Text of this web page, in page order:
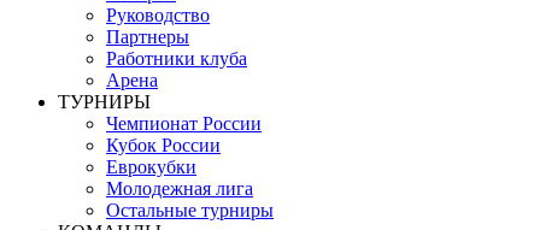
Руководство
Партнеры
Работники клуба
Арена
ТУРНИРЫ
Чемпионат России
Кубок России
Еврокубки
Молодежная лига
Остальные турниры